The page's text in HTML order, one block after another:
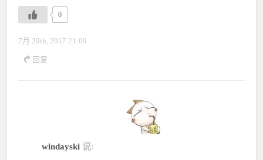
0
7月 29th, 2017 21:09
回复
windayski 说: